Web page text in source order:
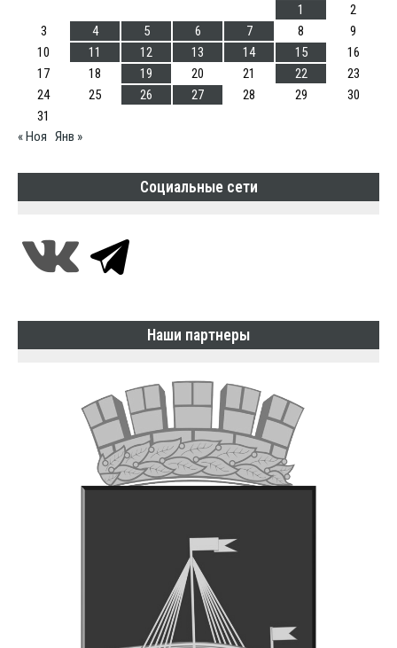
1
2
3
4 5 6 7 8
9
10
11 12 13 14 15
16
17
18 19 20 21 22
23
24
25 26 27 28 29
30
31
« Ноя Янв »
Социальные сети
Наши партнеры